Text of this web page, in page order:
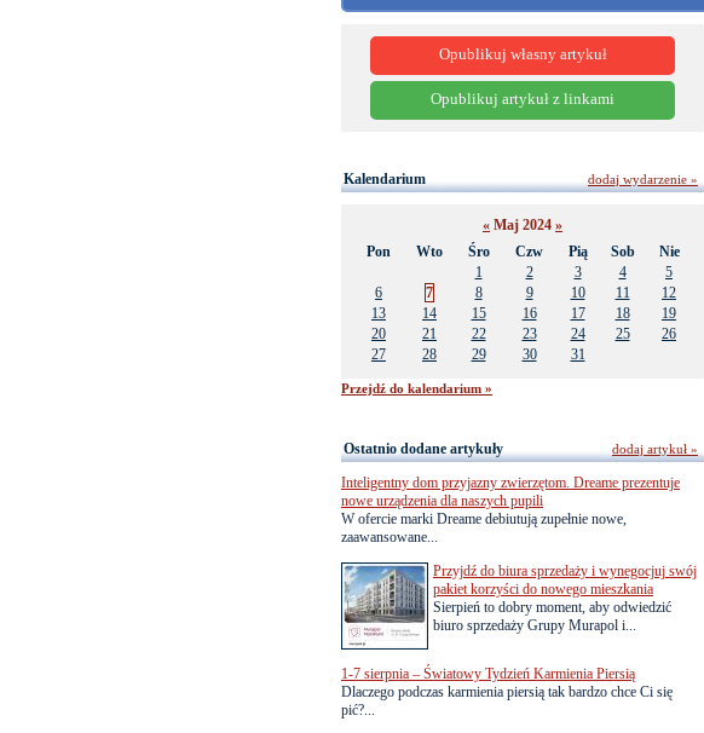
Opublikuj własny artykuł
Opublikuj artykuł z linkami
Kalendarium
« Maj 2024 »
Pon
Wto Śro Czw Pią Sob
Nie
1
2 3 4
5
6
7 8 9 10 11
12
13
14 15 16 17 18
19
20
21 22 23 24 25
26
27
28 29 30 31
Przejdź do kalendarium »
dodaj wydarzenie »
Ostatnio dodane artykuły
Inteligentny dom przyjazny zwierzętom. Dreame prezentuje
nowe urządzenia dla naszych pupili
W ofercie marki Dreame debiutują zupełnie nowe,
zaawansowane...
Przyjdź do biura sprzedaży i wynegocjuj swój
pakiet korzyści do nowego mieszkania
Sierpień to dobry moment, aby odwiedzić
biuro sprzedaży Grupy Murapol i...
1-7 sierpnia – Światowy Tydzień Karmienia Piersią
Dlaczego podczas karmienia piersią tak bardzo chce Ci się
pić?...
dodaj artykuł »